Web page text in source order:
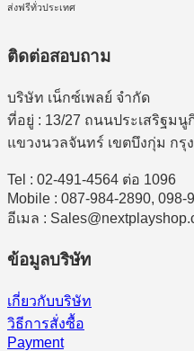
ส่งฟรีทั่วประเทศ
ติดต่อสอบถาม
บริษัท เน็กซ์เพลย์ จำกัด
ที่อยู่ : 13/27 ถนนประเสริฐมนู
แขวงนวลจันทร์ เขตบึงกุ่ม กรุ
Tel : 02-491-4564 ต่อ 1096
Mobile : 087-984-2890, 098-
อีเมล :
ข้อมูลบริษัท
เกี่ยวกับบริษัท
วิธีการสั่งซื้อ
Payment